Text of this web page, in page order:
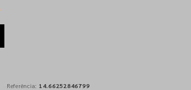
Referência: 14.66252846799